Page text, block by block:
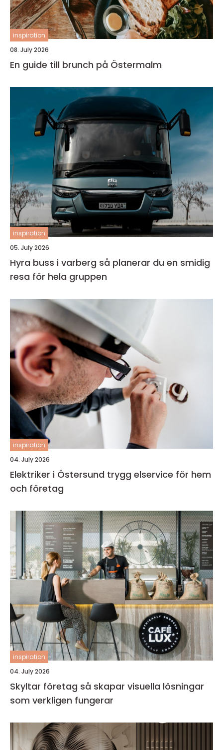
inspiration
08. July 2026
En guide till brunch på Östermalm
inspiration
05. July 2026
Hyra buss i varberg så planerar du en smidig
resa för hela gruppen
inspiration
04. July 2026
Elektriker i Östersund trygg elservice för hem
och företag
inspiration
04. July 2026
Skyltar företag så skapar visuella lösningar
som verkligen fungerar